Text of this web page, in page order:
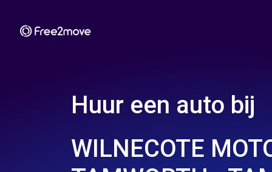
Huur een auto bij
WILNECOTE